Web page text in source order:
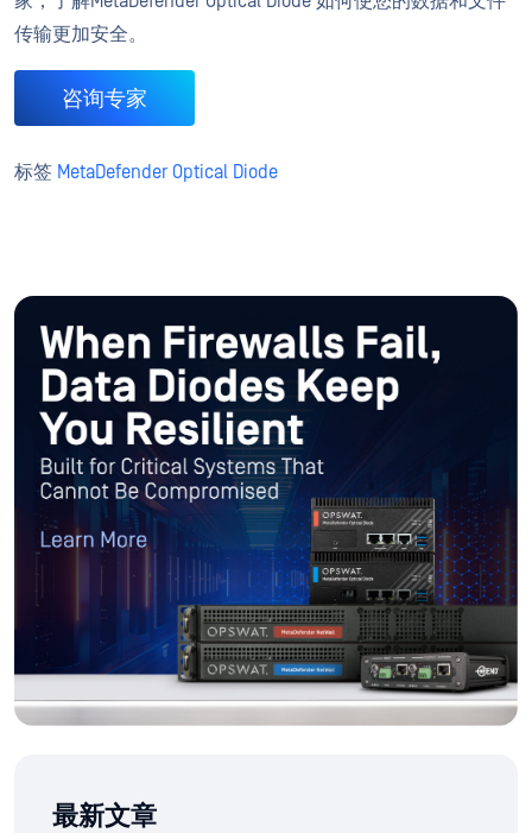
传输更加安全。
咨询专家
标签 MetaDefender Optical Diode
最新文章